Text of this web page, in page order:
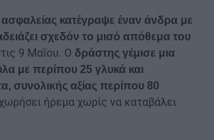
κατέγραψε έναν άνδρα με
σχεδόν το μισό απόθεμα του
9 Μαΐου. Ο δράστης γέμισε μια
με περίπου 25 γλυκά και
συνολικής αξίας περίπου 80
ήρεμα χωρίς να καταβάλει